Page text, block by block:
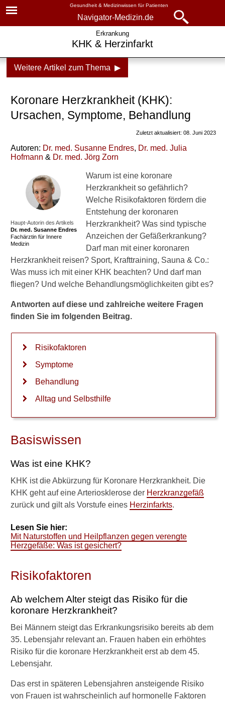
Gesundheit & Medizinwissen für Patienten
Navigator-Medizin.de
Erkrankung
KHK & Herzinfarkt
Weitere Artikel zum Thema ▶
Koronare Herzkrankheit (KHK):
Ursachen, Symptome, Behandlung
Zuletzt aktualisiert: 08. Juni 2023
Autoren: Dr. med. Susanne Endres, Dr. med. Julia
Hofmann & Dr. med. Jörg Zorn
Haupt-Autorin des Artikels
Dr. med. Susanne Endres
Fachärztin für Innere
Medizin
Warum ist eine koronare
Herzkrankheit so gefährlich?
Welche Risikofaktoren fördern die
Entstehung der koronaren
Herzkrankheit? Was sind typische
Anzeichen der Gefäßerkrankung?
Darf man mit einer koronaren
Herzkrankheit reisen? Sport, Krafttraining, Sauna & Co.:
Was muss ich mit einer KHK beachten? Und darf man
fliegen? Und welche Behandlungsmöglichkeiten gibt es?
Antworten auf diese und zahlreiche weitere Fragen
finden Sie im folgenden Beitrag.
Risikofaktoren
Symptome
Behandlung
Alltag und Selbsthilfe
Basiswissen
Was ist eine KHK?
KHK ist die Abkürzung für Koronare Herzkrankheit. Die
KHK geht auf eine Arteriosklerose der Herzkranzgefäß
zurück und gilt als Vorstufe eines Herzinfarkts.
Lesen Sie hier:
Mit Naturstoffen und Heilpflanzen gegen verengte
Herzgefäße: Was ist gesichert?
Risikofaktoren
Ab welchem Alter steigt das Risiko für die
koronare Herzkrankheit?
Bei Männern steigt das Erkrankungsrisiko bereits ab dem
35. Lebensjahr relevant an. Frauen haben ein erhöhtes
Risiko für die koronare Herzkrankheit erst ab dem 45.
Lebensjahr.
Das erst in späteren Lebensjahren ansteigende Risiko
von Frauen ist wahrscheinlich auf hormonelle Faktoren
► News
► Diagnostik & Laborwerte
► Medikamente
► Gesundheitsthemen
▾
Krankheiten
Koronare Herzkrankheit
(KHK)
Symptome
Untersuchungen
Blutuntersuchung
Stenose
RIVA-Stenose
Hauptstammstenose
Rechtsversorgungstyp und
Behandlung
DES-Stents
Verlauf und Prognose
Herzinfarkt
(Myokardbrücke)
Angina pectoris
Prinzmetal-Angina
Herzkatheter
Heilpflanzen und Naturstoffe
a
r
f
m
a
A
l